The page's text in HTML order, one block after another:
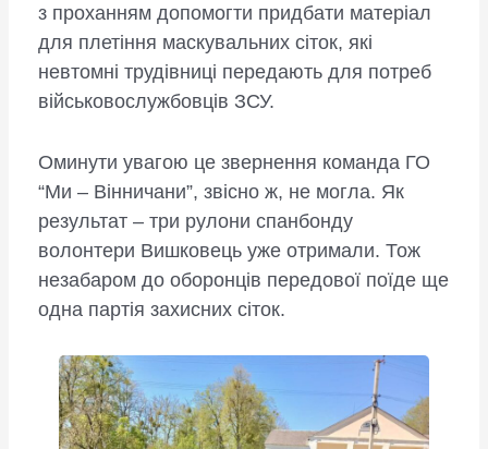
з проханням допомогти придбати матеріал
для плетіння маскувальних сіток, які
невтомні трудівниці передають для потреб
військовослужбовців ЗСУ.
Оминути увагою це звернення команда ГО
“Ми – Вінничани”, звісно ж, не могла. Як
результат – три рулони спанбонду
волонтери Вишковець уже отримали. Тож
незабаром до оборонців передової поїде ще
одна партія захисних сіток.